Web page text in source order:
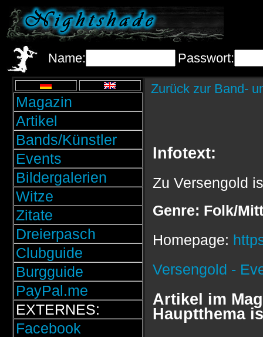
Name: Passwort:
Magazin
Artikel
Bands/Künstler
Events
Bildergalerien
Witze
Zitate
Dreierpasch
Clubguide
Burgguide
PayPal.me
EXTERNES:
Facebook
Zurück zur Band-
Infotext:
Zu Versengold
Genre: Folk/
Homepage:
Versengold -
Artikel im
Hauptthema